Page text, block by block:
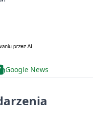
Google News